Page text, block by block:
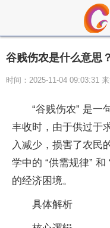
谷贱伤农是什么意思
时间：2025-11-04 09:03:31
“谷贱伤农” 是一
丰收时，由于供过于
入减少，损害了农民
学中的 “供需规律”
的经济困境。
具体解析